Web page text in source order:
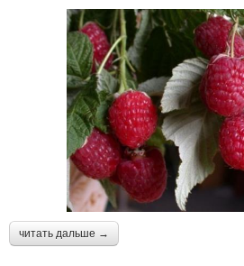
читать дальше →